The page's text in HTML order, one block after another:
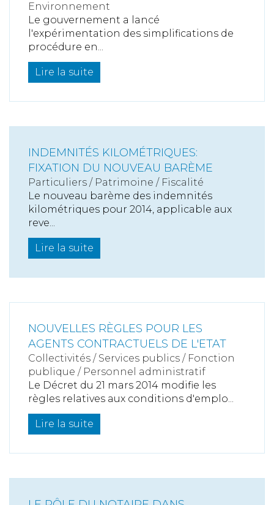
Environnement
Le gouvernement a lancé
l'expérimentation des simplifications de
procédure en...
Lire la suite
INDEMNITÉS KILOMÉTRIQUES:
FIXATION DU NOUVEAU BARÈME
Particuliers / Patrimoine / Fiscalité
Le nouveau barème des indemnités
kilométriques pour 2014, applicable aux
reve...
Lire la suite
NOUVELLES RÈGLES POUR LES
AGENTS CONTRACTUELS DE L'ETAT
Collectivités / Services publics / Fonction
publique / Personnel administratif
Le Décret du 21 mars 2014 modifie les
règles relatives aux conditions d'emplo...
Lire la suite